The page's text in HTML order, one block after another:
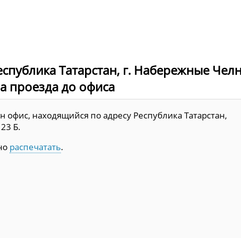
Татарстан, г. Набережные
проезда до офиса
находящийся по адресу Республика Татарстан,
Б.
распечатать.